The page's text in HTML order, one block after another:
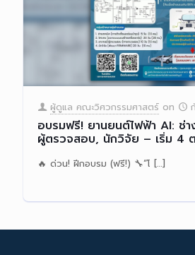
ผู้ดูแล คณะวิศวกรรมศาสตร์ on
อบรมฟรี! ยานยนต์ไฟฟ้า AI: ช่า
ผู้ตรวจสอบ, นักวิจัย – เริ่ม 4
🔥 ด่วน! ฝีกอบรม (ฟรี!) 🔧“โ […]